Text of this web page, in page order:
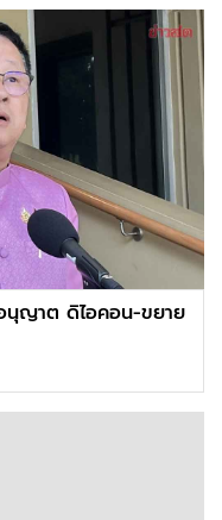
นุญาต ดิไอคอน-ขยาย